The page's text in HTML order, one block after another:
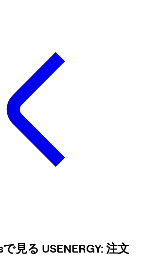
見る USENERGY: 注文